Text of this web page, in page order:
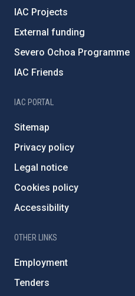
IAC Projects
External funding
Severo Ochoa Programme
IAC Friends
IAC PORTAL
Sitemap
Privacy policy
Legal notice
Cookies policy
Accessibility
OTHER LINKS
Employment
Tenders